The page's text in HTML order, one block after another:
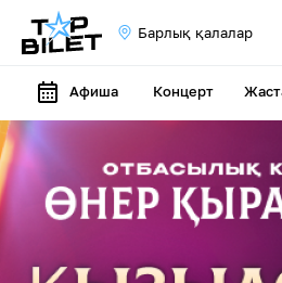
Барлық қалалар
Афиша Концерт